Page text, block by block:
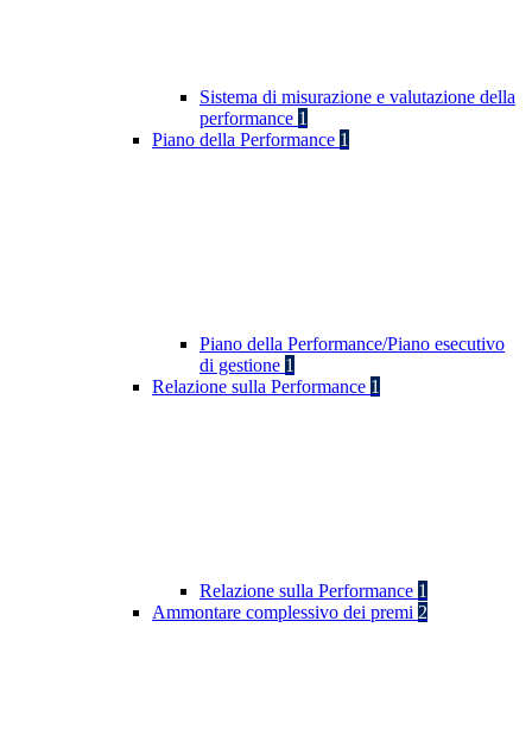
Sistema di misurazione e valutazione della
performance 1
Piano della Performance 1
Piano della Performance/Piano esecutivo
di gestione 1
Relazione sulla Performance 1
Relazione sulla Performance 1
Ammontare complessivo dei premi 2